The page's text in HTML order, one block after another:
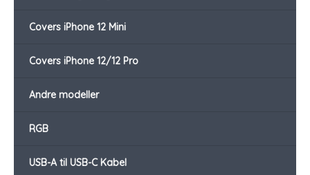
Covers iPhone 12 Mini
Covers iPhone 12/12 Pro
Andre modeller
RGB
USB-A til USB-C Kabel